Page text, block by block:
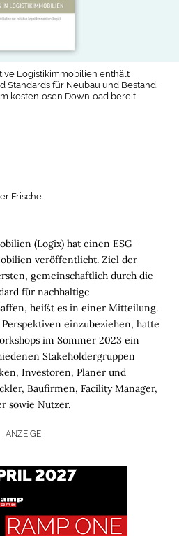
Logistikimmobilien enthält
Standards für Neubau und Bestand.
kostenlosen Download bereit.
(Logix) hat einen ESG-
veröffentlicht. Ziel der
gemeinschaftlich durch die
für nachhaltige
heißt es in einer Mitteilung.
einzubeziehen, hatte
im Sommer 2023 ein
Stakeholdergruppen
Investoren, Planer und
Baufirmen, Facility Manager,
sowie Nutzer.
Frische
ANZEIGE